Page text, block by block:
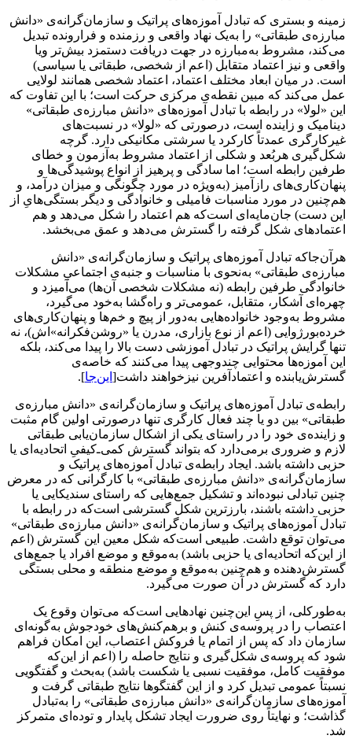
زمینه‌ و بستری که تبادل آموزه‌های پراتیک و سازمان‌گرانه‌ی «دانش
مبارزه‌ی طبقاتی» را به‌یک نهاد واقعی و رزمنده و فرارونده تبدیل
می‌کند، مشروط به‌مبارزه در جهت دریافت دستمزد بیش‌تر ویا
واقعی و نیز اعتماد متقابل (اعم از شخصی، طبقاتی یا سیاسی)
است. در میان ابعاد مختلف اعتماد، اعتماد شخصی همانند لولایی
عمل می‌کند که مبین نقطه‌ی مرکزی حرکت است؛ با این تفاوت که
این «لولا» در رابطه با تبادل آموزه‌های «دانش مبارزه‌ی طبقاتی»
دینامیک و زاینده است، درصورتی که «لولا» در نسبت‌های
غیرکارگری عمدتاً کارکرد یا سرشتی مکانیکی دارد. گرچه
شکل‌گیری هربُعد و شکلی از اعتماد مشروط به‌آزمون و خطای
طرفین رابطه است؛ اما سادگی و پرهیز از انواع پوشیدگی‌ها و
پنهان‌کاری‌های رازآمیز (به‌ویژه در مورد چگونگی و میزان درآمد، و
هم‌چنین در مورد مناسبات فامیلی و خانوادگی و دیگر بستگی‌هایِ از
این دست) جان‌‌مایه‌ای است‌که هم اعتماد را شکل می‌دهد و هم
اعتمادهای شکل گرفته را گسترش می‌دهد و عمق می‌بخشد.
هرآن‌جاکه تبادل آموزه‌های پراتیک و سازمان‌گرانه‌ی «دانش
مبارزه‌ی طبقاتی» به‌نحوی با مناسبات و جنبه‌ی اجتماعیِ مشکلات
خانوادگی طرفین رابطه (نه مشکلات شخصی آن‌ها) می‌آمیزد و
چهره‌ای آشکار، متقابل، عمومی‌تر و راه‌گشا به‌خود می‌گیرد،
مشروط به‌وجود خانواده‌هایی به‌دور از پیچ و خم‌ها و پنهان‌کاری‌های
خرده‌بورژوایی (اعم از نوع بازاری، مدرن یا «روشن‌فکرانه»اش‌)، نه
تنها گرایش پراتیک در تبادل آموزشی دست بالا را پیدا می‌کند، بلکه
این آموزه‌ها محتوایی چندوجهی پیدا می‌کنند که خاصه‌ی
گسترش‌یابنده و اعتمادآفرین نیزخواهند داشت[ این‌جا].
رابطه‌ی تبادل آموزه‌های پراتیک و سازمان‌گرانه‌ی «دانش مبارزه‌ی
طبقاتی» بین دو یا چند فعال کارگری تنها درصورتی اولین گام مثبت
و زاینده‌ی خود را در راستای یکی از اشکال سازمان‌یابی طبقاتی
لازم و ضروری برمی‌دارد ‌که بتواند گسترش کمی‌ـ‌کیفیِ اتحادیه‌ای یا
حزبی داشته باشد. ایجاد رابطه‌ی تبادل آموزه‌های پراتیک و
سازمان‌گرانه‌ی «دانش مبارزه‌ی طبقاتی» با کارگرانی که در معرض
چنین تبادلی نبوده‌اند و تشکیل جمع‌هایی که راستای سندیکایی یا
حزبی داشته باشند، بارزترین شکل گسترشی است‌که در رابطه با
تبادل آموزه‌های پراتیک و سازمان‌گرانه‌ی «دانش مبارزه‌ی طبقاتی»
می‌توان توقع داشت. طبیعی است‌که شکل معین این گسترش (اعم
از این‌که اتحادیه‌ای یا حزبی باشد) به‌موقع و موضع افراد یا جمع‌های
گسترش‌دهنده و هم‌چنین به‌موقع و موضع منطقه و محلی بستگی
دارد که گسترش در آن صورت می‌گیرد.
به‌طورکلی، از پسِ این‌‌چنین نهادهایی است‌که می‌توان وقوع یک
اعتصاب را در پروسه‌ی کنش و برهم‌کنش‌های خودجوش به‌گونه‌ای
سازمان داد که پس از اتمام یا فروکش اعتصاب، این امکان فراهم
شود که پروسه‌ی شکل‌گیری و نتایج حاصله را (اعم از این‌که
موفقیت کامل، موفقیت نسبی یا شکست باشد) به‌بحث و گفتگویی
نسبتاً عمومی تبدیل کرد و از این گفتگوها نتایج طبقاتی گرفت و
آموزه‌های سازمان‌گرانه‌ی «دانش مبارزه‌ی طبقاتی» را به‌تبادل
گذاشت؛ و نهایتاً روی ضرورت ایجاد تشکل پایدار و توده‌ای متمرکز
شد.